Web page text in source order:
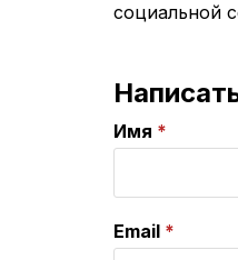
социальной
Имя
Email